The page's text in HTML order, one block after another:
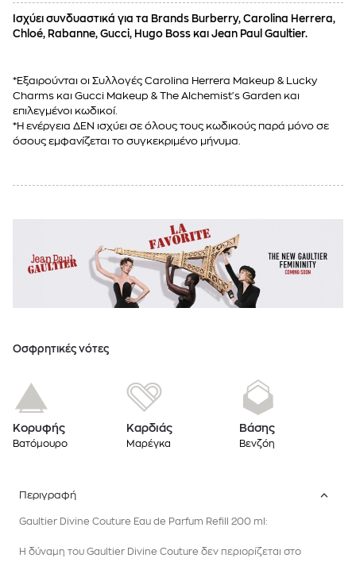
Ισχύει συνδυαστικά για τα Brands Burberry, Carolina Herrera,
Chloé, Rabanne, Gucci, Hugo Boss και Jean Paul Gaultier.
*Εξαιρούνται οι Συλλογές Carolina Herrera Makeup & Lucky
Charms και Gucci Makeup & The Alchemist's Garden και
επιλεγμένοι κωδικοί.
*Η ενέργεια ΔΕΝ ισχύει σε όλους τους κωδικούς παρά μόνο σε
όσους εμφανίζεται το συγκεκριμένο μήνυμα.
Oσφρητικές νότες
Κορυφής
Βατόμουρο
Καρδιάς
Μαρέγκα
Βάσης
Βενζόη
Περιγραφή
Gaultier Divine Couture Eau de Parfum Refill 200 ml:
Η δύναμη του Gaultier Divine Couture δεν περιορίζεται στο